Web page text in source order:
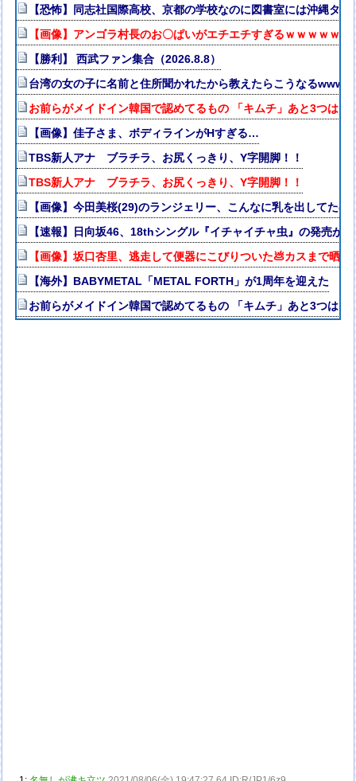
【恐怖】同志社国際高校、京都の学校なのに図書室には沖縄タ
【画像】アンゴラ村長のお〇ぱいがエチエチすぎるｗｗｗｗｗｗ
【勝利】 西武ファン集合（2026.8.8）
台湾の女の子に名前と住所聞かれたから教えたらこうなるwwww
お前らがメイドイン韓国で認めてるもの 「キムチ」あと3つは？
【画像】佳子さま、ボディラインがHすぎる…
TBS新人アナ ブラチラ、お尻くっきり、Y字開脚！！
TBS新人アナ ブラチラ、お尻くっきり、Y字開脚！！
【画像】今田美桜(29)のランジェリー、こんなに乳を出してたの
【速報】日向坂46、18thシングル『イチャイチャ虫』の発売が
【画像】坂口杏里、逃走して便器にこびりついた💩カスまで晒
【海外】BABYMETAL「METAL FORTH」が1周年を迎えた
お前らがメイドイン韓国で認めてるもの 「キムチ」あと3つは？